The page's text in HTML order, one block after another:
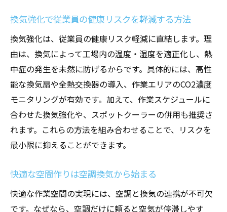
換気強化で従業員の健康リスクを軽減する方法
換気強化は、従業員の健康リスク軽減に直結します。理
由は、換気によって工場内の温度・湿度を適正化し、熱
中症の発生を未然に防げるからです。具体的には、高性
能な換気扇や全熱交換器の導入、作業エリアのCO2濃度
モニタリングが有効です。加えて、作業スケジュールに
合わせた換気強化や、スポットクーラーの併用も推奨さ
れます。これらの方法を組み合わせることで、リスクを
最小限に抑えることができます。
快適な空間作りは空調換気から始まる
快適な作業空間の実現には、空調と換気の連携が不可欠
です。なぜなら、空調だけに頼ると空気が停滞しやす